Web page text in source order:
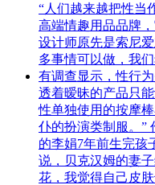
“人们越来越把性当
高端情趣用品品牌
设计师原先是索尼
多事情可以做，我
有调查显示，性行
透着暧昧的产品只
性单独使用的按摩
仆的扮演类制服。”
的李娟7年前生完孩
说，贝克汉姆的妻
花，我觉得自己皮